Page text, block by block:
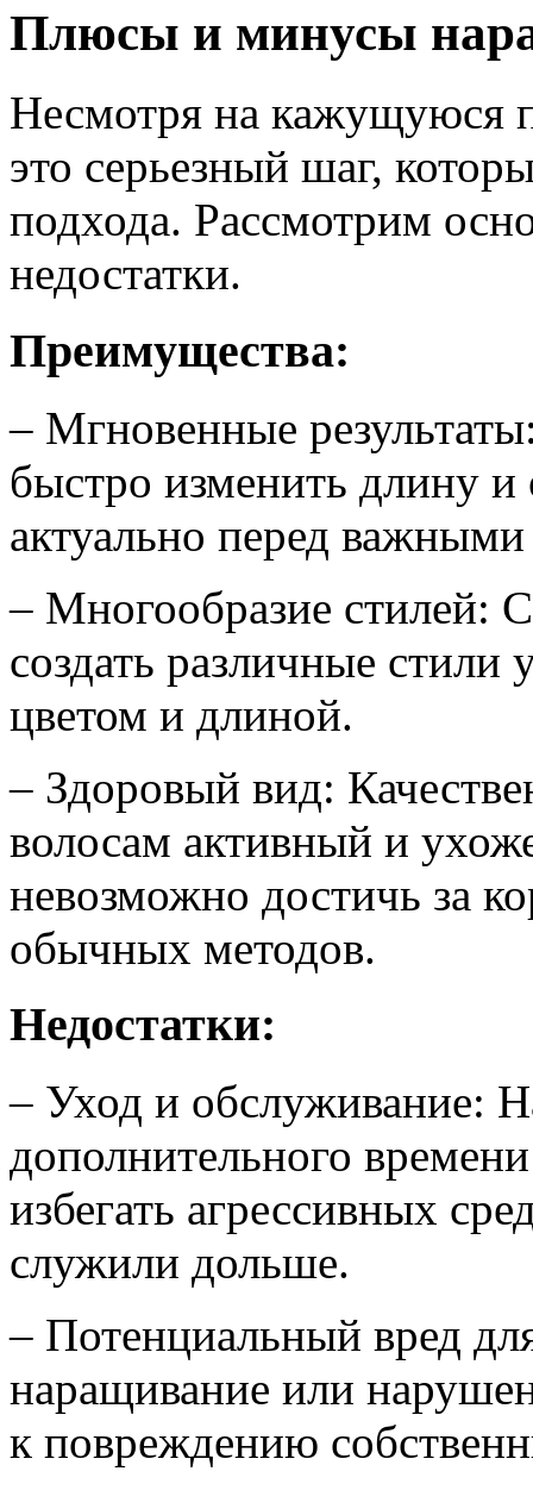
Плюсы и минусы
Несмотря на кажущуюся
это серьезный шаг,
подхода. Рассмотрим
недостатки.
Преимущества:
– Мгновенные
быстро изменить длину
актуально перед
– Многообразие
создать различные стили
цветом и длиной.
– Здоровый вид:
волосам активный и
невозможно достичь за
обычных методов.
Недостатки:
– Уход и обслуживание:
дополнительного
избегать агрессивных
служили дольше.
– Потенциальный вред
наращивание или
к повреждению